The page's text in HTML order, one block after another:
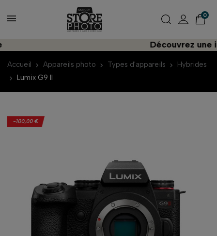
0
Découvrez une
Accueil Appareils photo Types d'appareils
Hybrides
Lumix G9 II
-100,00 €